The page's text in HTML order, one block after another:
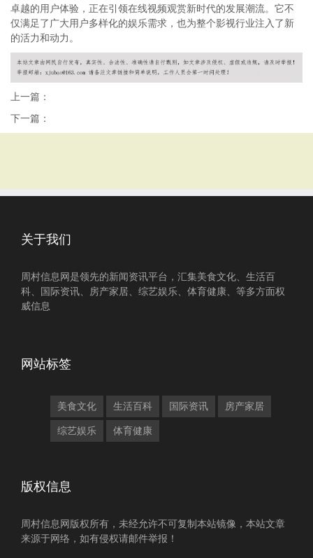
卓越的用户体验，正在引领在线视频观赏新时代的发展潮流。它不
仅满足了广大用户多样化的娱乐需求，也为整个影视行业注入了新
的活力和动力。
上一篇：
下一篇：
关于我们
周村信息网是领先的新闻资讯平台，汇集美食文化、生活百
科、国际资讯、房产家居、综艺娱乐、体育健康、等多方面权
威信息
网站标签
美食文化 生活百科 国际资讯 房产家居
综艺娱乐 体育健康
版权信息
周村信息网版权所有，未经允许不可复制本站镜像，本站文章
来源于网络，如有侵权请邮件举报！